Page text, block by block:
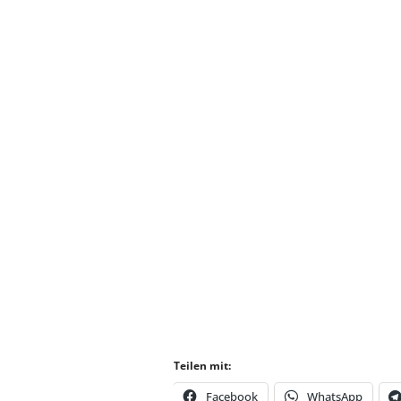
Teilen mit:
Facebook WhatsApp